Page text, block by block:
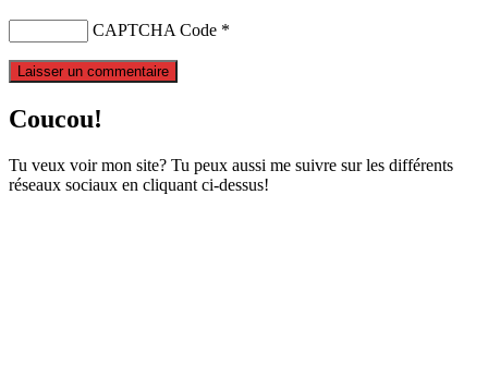
CAPTCHA Code *
Coucou!
Tu veux voir mon site? Tu peux aussi me suivre sur les différents
réseaux sociaux en cliquant ci-dessus!